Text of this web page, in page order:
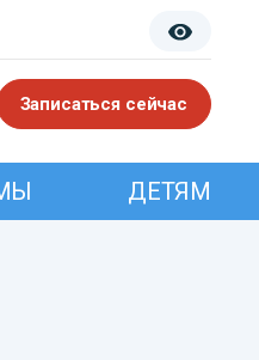
Записаться сейчас
ДЕТЯМ